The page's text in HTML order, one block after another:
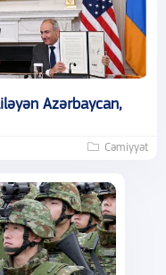
Azərbaycan,
Cəmiyyət